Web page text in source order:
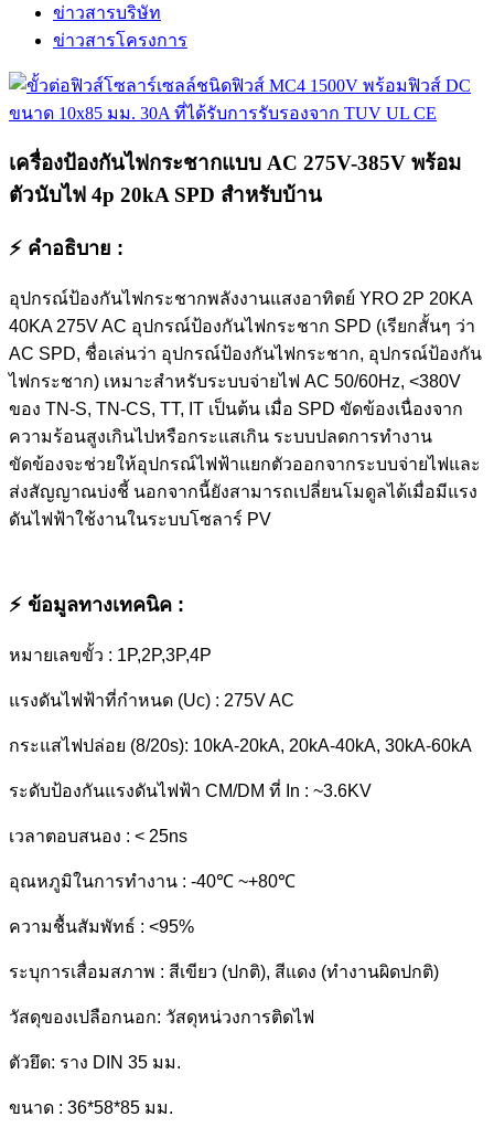
ข่าวสารบริษัท
ข่าวสารโครงการ
เครื่องป้องกันไฟกระชากแบบ AC 275V-385V พร้อม
ตัวนับไฟ 4p 20kA SPD สำหรับบ้าน
⚡ คำอธิบาย :
อุปกรณ์ป้องกันไฟกระชากพลังงานแสงอาทิตย์ YRO 2P 20KA
40KA 275V AC อุปกรณ์ป้องกันไฟกระชาก SPD (เรียกสั้นๆ ว่า
AC SPD, ชื่อเล่นว่า อุปกรณ์ป้องกันไฟกระชาก, อุปกรณ์ป้องกัน
ไฟกระชาก) เหมาะสำหรับระบบจ่ายไฟ AC 50/60Hz, <380V
ของ TN-S, TN-CS, TT, IT เป็นต้น เมื่อ SPD ขัดข้องเนื่องจาก
ความร้อนสูงเกินไปหรือกระแสเกิน ระบบปลดการทำงาน
ขัดข้องจะช่วยให้อุปกรณ์ไฟฟ้าแยกตัวออกจากระบบจ่ายไฟและ
ส่งสัญญาณบ่งชี้ นอกจากนี้ยังสามารถเปลี่ยนโมดูลได้เมื่อมีแรง
ดันไฟฟ้าใช้งานในระบบโซลาร์ PV
⚡ ข้อมูลทางเทคนิค :
หมายเลขขั้ว : 1P,2P,3P,4P
แรงดันไฟฟ้าที่กำหนด (Uc) : 275V AC
กระแสไฟปล่อย (8/20s): 10kA-20kA, 20kA-40kA, 30kA-60kA
ระดับป้องกันแรงดันไฟฟ้า CM/DM ที่ In : ~3.6KV
เวลาตอบสนอง : < 25ns
อุณหภูมิในการทำงาน : -40℃ ~+80℃
ความชื้นสัมพัทธ์ : <95%
ระบุการเสื่อมสภาพ : สีเขียว (ปกติ), สีแดง (ทำงานผิดปกติ)
วัสดุของเปลือกนอก: วัสดุหน่วงการติดไฟ
ตัวยึด: ราง DIN 35 มม.
ขนาด : 36*58*85 มม.